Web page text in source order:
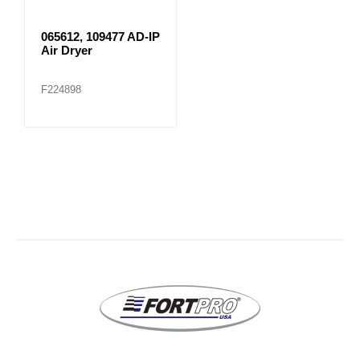
065612, 109477 AD-IP
Air Dryer
F224898